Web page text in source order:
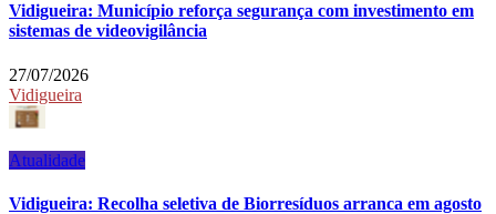
Vidigueira: Município reforça segurança com investimento em
sistemas de videovigilância
27/07/2026
Vidigueira
Atualidade
Vidigueira: Recolha seletiva de Biorresíduos arranca em agosto